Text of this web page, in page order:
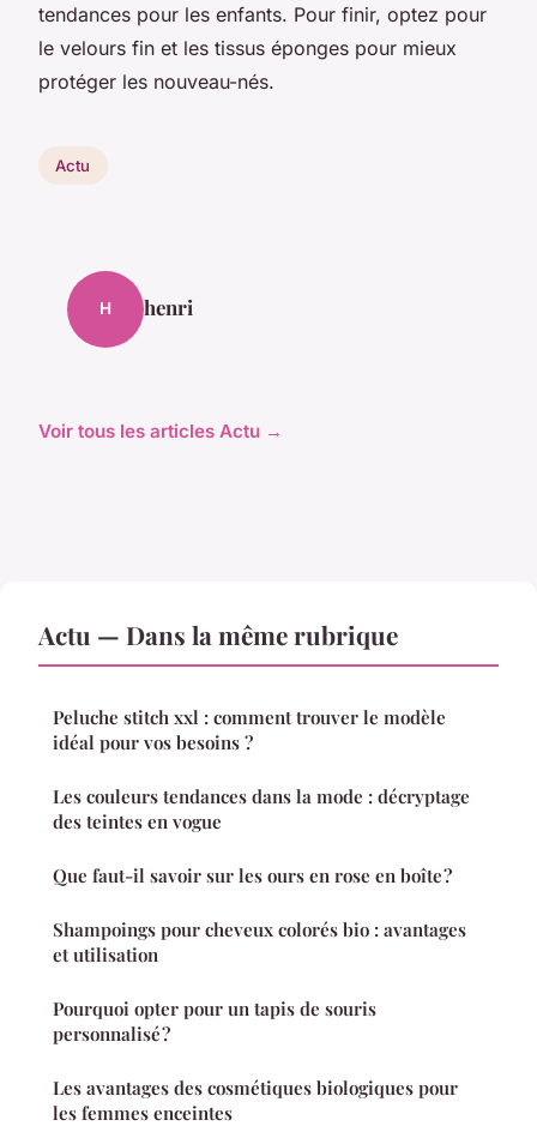
tendances pour les enfants. Pour finir, optez pour
le velours fin et les tissus éponges pour mieux
protéger les nouveau-nés.
Actu
H henri
Voir tous les articles Actu →
Actu — Dans la même rubrique
Peluche stitch xxl : comment trouver le modèle
idéal pour vos besoins ?
Les couleurs tendances dans la mode : décryptage
des teintes en vogue
Que faut-il savoir sur les ours en rose en boîte ?
Shampoings pour cheveux colorés bio : avantages
et utilisation
Pourquoi opter pour un tapis de souris
personnalisé ?
Les avantages des cosmétiques biologiques pour
les femmes enceintes